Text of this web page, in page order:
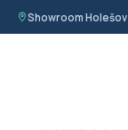
Showroom Holešov